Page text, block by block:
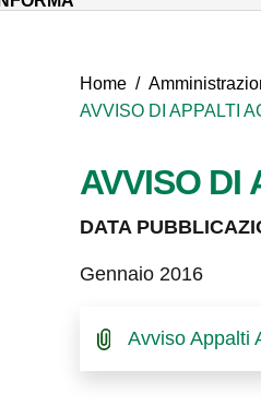
Home /
AVVISO DI APPALTI
AVVISO DI
DATA
Gennaio 2016
Avviso Appalti